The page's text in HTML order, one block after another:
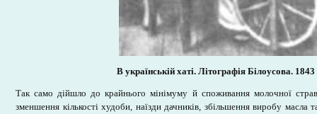
В українській хаті. Літографія Білоусова. 1843
Так само дійшло до крайнього мінімуму й споживання молочної
зменшення кількості худоби, наїзди дачників, збільшення виробу